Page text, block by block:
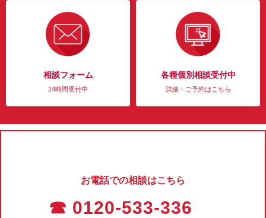
相談フォーム
24時間受付中
各種個別相談受付中
詳細・ご予約はこちら
お電話での相談はこちら
☎ 0120-533-336